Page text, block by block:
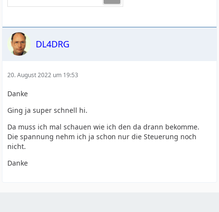
DL4DRG
20. August 2022 um 19:53
Danke
Ging ja super schnell hi.
Da muss ich mal schauen wie ich den da drann bekomme.
Die spannung nehm ich ja schon nur die Steuerung noch
nicht.
Danke